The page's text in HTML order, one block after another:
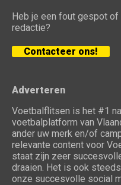
Heb je een fout gespot
redactie?
Contacteer ons!
Adverteren
Voetbalflitsen is het #1
voetbalplatform van
ander uw merk en/of
relevante content voor
staat zijn zeer
draaien. Het is ook
onze succesvolle social